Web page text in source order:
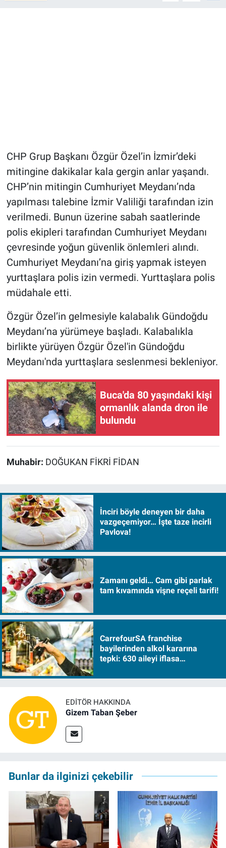
CHP Grup Başkanı Özgür Özel’in İzmir’deki
mitingine dakikalar kala gergin anlar yaşandı.
CHP’nin mitingin Cumhuriyet Meydanı’nda
yapılması talebine İzmir Valiliği tarafından izin
verilmedi. Bunun üzerine sabah saatlerinde
polis ekipleri tarafından Cumhuriyet Meydanı
çevresinde yoğun güvenlik önlemleri alındı.
Cumhuriyet Meydanı’na giriş yapmak isteyen
yurttaşlara polis izin vermedi. Yurttaşlara polis
müdahale etti.
Özgür Özel’in gelmesiyle kalabalık Gündoğdu
Meydanı’na yürümeye başladı. Kalabalıkla
birlikte yürüyen Özgür Özel'in Gündoğdu
Meydanı'nda yurttaşlara seslenmesi bekleniyor.
Buca'da 80 yaşındaki kişi
ormanlık alanda dron ile
bulundu
Muhabir: DOĞUKAN FİKRİ FİDAN
İnciri böyle deneyen bir daha
vazgeçemiyor… İşte taze incirli
Pavlova!
Zamanı geldi… Cam gibi parlak
tam kıvamında vişne reçeli tarifi!
CarrefourSA franchise
bayilerinden alkol kararına
tepki: 630 aileyi iflasa
EDITÖR HAKKINDA
Gizem Taban Şeber
Bunlar da ilginizi çekebilir